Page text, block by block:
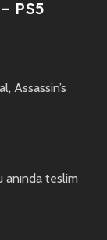
PS5
Assassin’s
anında teslim